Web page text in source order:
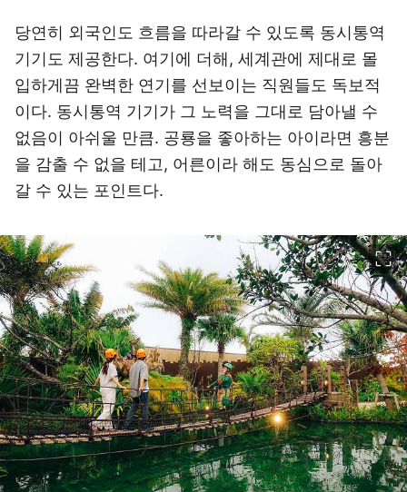
당연히 외국인도 흐름을 따라갈 수 있도록 동시통역
기기도 제공한다. 여기에 더해, 세계관에 제대로 몰
입하게끔 완벽한 연기를 선보이는 직원들도 독보적
이다. 동시통역 기기가 그 노력을 그대로 담아낼 수
없음이 아쉬울 만큼. 공룡을 좋아하는 아이라면 흥분
을 감출 수 없을 테고, 어른이라 해도 동심으로 돌아
갈 수 있는 포인트다.